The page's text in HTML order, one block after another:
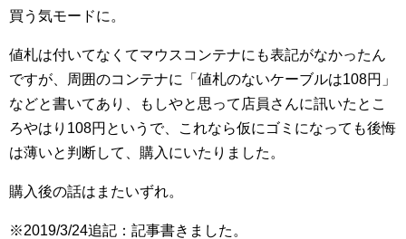
買う気モードに。
値札は付いてなくてマウスコンテナにも表記がなかったん
ですが、周囲のコンテナに「値札のないケーブルは108円」
などと書いてあり、もしやと思って店員さんに訊いたとこ
ろやはり108円というで、これなら仮にゴミになっても後悔
は薄いと判断して、購入にいたりました。
購入後の話はまたいずれ。
※2019/3/24追記：記事書きました。